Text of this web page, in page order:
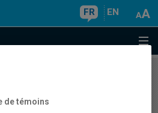
FR EN
de témoins